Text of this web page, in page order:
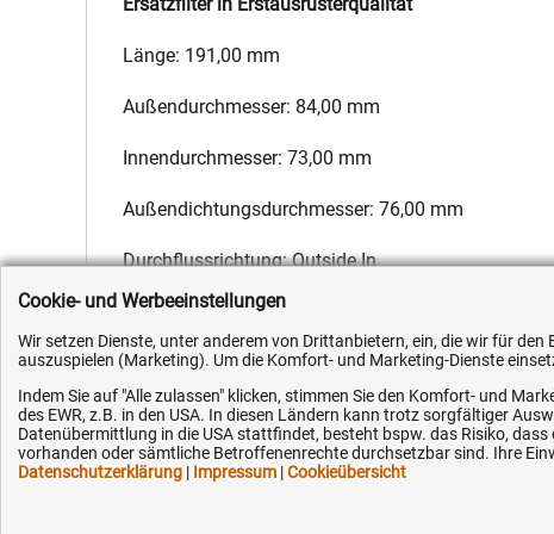
Länge: 191,00 mm
Außendurchmesser: 84,00 mm
Innendurchmesser: 73,00 mm
Außendichtungsdurchmesser: 76,00 mm
Durchflussrichtung: Outside In
Hersteller: Fleetguard,Hersteller-Nr.:
Kundenhotline (Festnetz):
Cookie- und Werbeeinstellungen
Wir setzen Dienste, unter anderem von Drittanbietern, ein, die wir für
auszuspielen (Marketing). Um die Komfort- und Marketing-Dienste
Indem Sie auf "Alle zulassen" klicken, stimmen Sie den Komfort- und
des EWR, z.B. in den USA. In diesen Ländern kann trotz sorgfältiger
Datenübermittlung in die USA stattfindet, besteht bspw. das Risiko,
vorhanden oder sämtliche Betroffenenrechte durchsetzbar sind. Ihre
Datenschutzerklärung | Impressum |Cookieübersicht